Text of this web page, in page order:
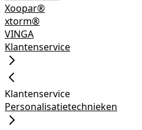
Xoopar®
xtorm®
VINGA
Klantenservice
Klantenservice
Personalisatietechnieken